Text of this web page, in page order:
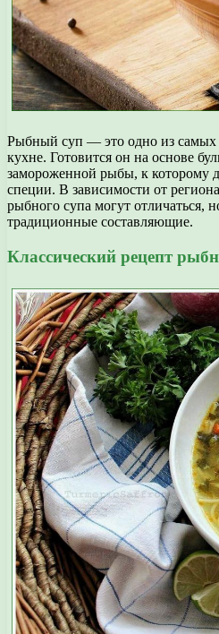
Рыбный суп — это одно из самых
кухне. Готовится он на основе
замороженной рыбы, к которому
специи. В зависимости от
рыбного супа могут отличаться,
традиционные составляющие.
Классический рецепт